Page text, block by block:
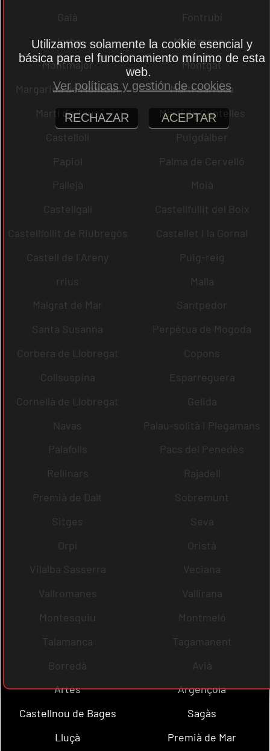
Gaià
Fontrubí
Jorba
Montmaneu
Montmajor
Montgat
Margarida de Montbui
Martí Sarroca
Martí de Tous
Martí de Centelles
Castellolí
Puigdàlber
Papiol
Palma de Cervelló
Pallejà
Moià
Castellgalí
Castellfullit del Boix
Castellfollit de Riubregós
Castellet i la Gornal
Castell de l´Areny
Puig-reig
rrius
Malla
Malgrat de Mar
Santpedor
Santa Susanna
Perpètua de Mogoda
Corbera de Llobregat
Copons
Collsuspina
Esparreguera
Cornellà de Llobregat
Gelida
Navas
Palau-solità i Plegamans
Palafolls
Pacs del Penedès
Rellinars
Rajadell
Premià de Dalt
Sobremunt
Sitges
Seva
Orpí
Oristà
Vilalba Sasserra
Veciana
Vallromanes
Vallirana
Montesquiu
Montmeló
Talamanca
Tagamanent
Borredà
Avià
Artés
Argençola
Castellnou de Bages
Sagàs
Lluçà
Premià de Mar
Utilizamos solamente la cookie esencial y
básica para el funcionamiento mínimo de esta
web.
Ver políticas y gestión de cookies
RECHAZAR ACEPTAR